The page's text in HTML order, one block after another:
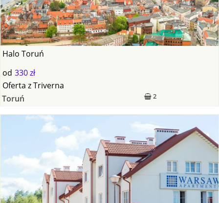
Halo Toruń
od 330 zł
2
Oferta zTriverna
Toruń